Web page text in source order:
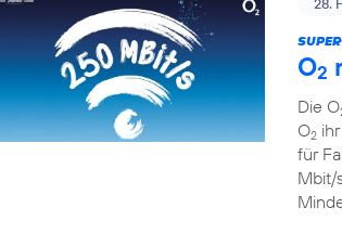
O2
Die O
O2
für
Mbit/